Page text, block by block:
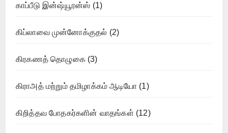
காப்பீடு இன்ஷ்யூரன்ஸ் (1)
கிப்லாவை முன்னோக்குதல் (2)
கிரகணத் தொழுகை(3)
கிராஅத் மற்றும் தமிழாக்கம் ஆடியோ (1)
கிறித்தவ போதகர்களின் வாதங்கள் (12)